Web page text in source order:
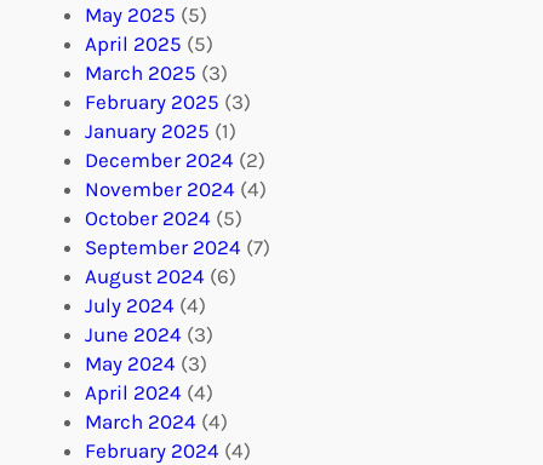
May 2025 (5)
April 2025 (5)
March 2025 (3)
February 2025 (3)
January 2025 (1)
December 2024 (2)
November 2024 (4)
October 2024 (5)
September 2024 (7)
August 2024 (6)
July 2024 (4)
June 2024 (3)
May 2024 (3)
April 2024 (4)
March 2024 (4)
February 2024 (4)